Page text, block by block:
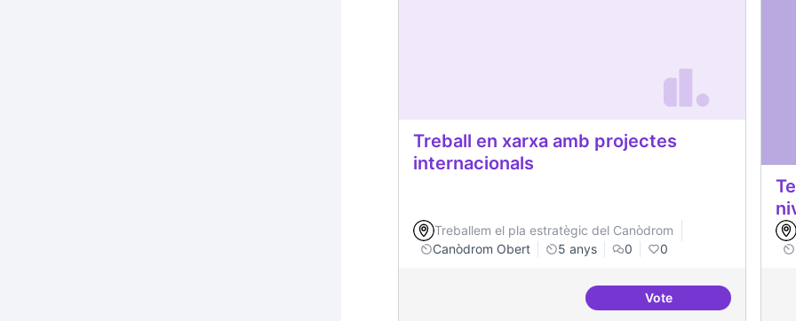
Treball en xarxa amb projectes
internacionals
Treballem el pla estratègic del Canòdrom
Canòdrom Obert
5 anys 0 0
VoteTreball en xarxa amb